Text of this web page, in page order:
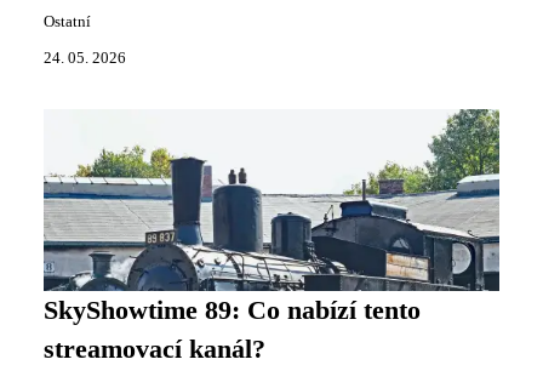
Ostatní
24. 05. 2026
SkyShowtime 89: Co nabízí tento
streamovací kanál?